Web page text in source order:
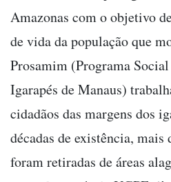
Amazonas com o objetivo
de vida da população que
Prosamim (Programa
Igarapés de Manaus)
cidadãos das margens dos
décadas de existência, mais
foram retiradas de áreas